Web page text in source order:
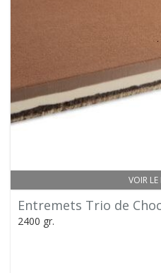
VOIR
Entremets Trio de
2400 gr.